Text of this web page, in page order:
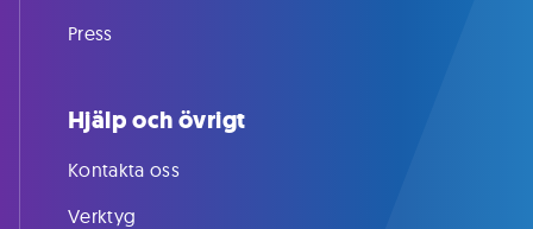
Press
Hjälp och övrigt
Kontakta oss
Verktyg